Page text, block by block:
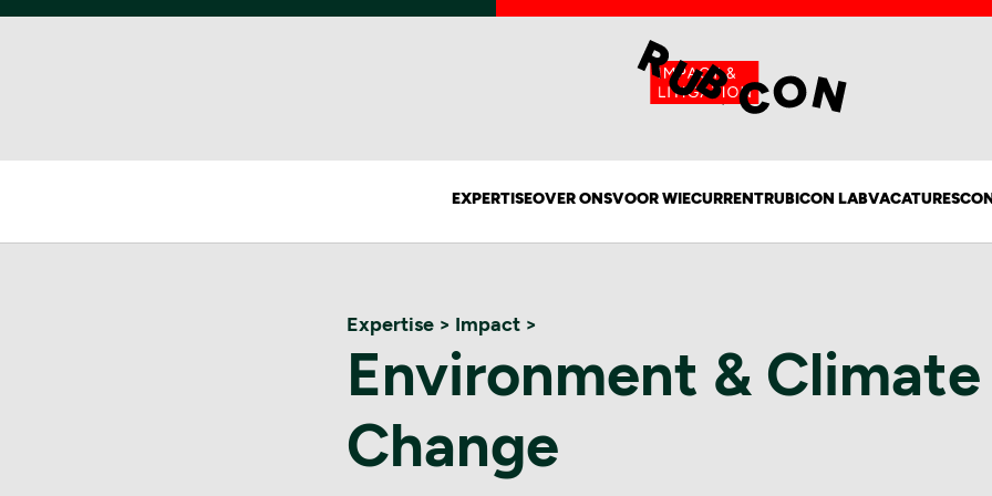
EXPERTISEOVER ONSVOOR WIECURRENTRUBICON LABVACATURES
Expertise > Impact >
Environment & Climate
Change